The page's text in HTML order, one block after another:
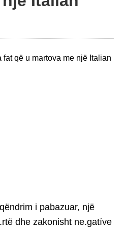
i pabazuar, një
dhe zakonisht ne.gatíve